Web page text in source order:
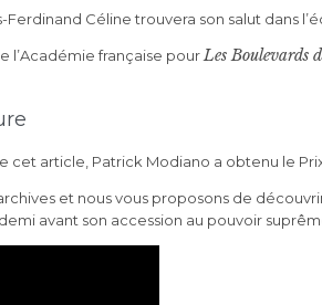
Céline trouvera son salut dans
l’Académie française pourLes Boulevards
cet article, Patrick Modiano a obtenu le
archives et nous vous proposons de
avant son accession au pouvoir